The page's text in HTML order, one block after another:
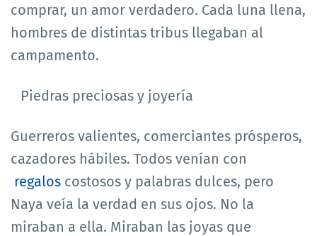
comprar, un amor verdadero. Cada luna llena,
hombres de distintas tribus llegaban al
campamento.
Piedras preciosas y joyería
Guerreros valientes, comerciantes prósperos,
cazadores hábiles. Todos venían con
regalos costosos y palabras dulces, pero
Naya veía la verdad en sus ojos. No la
miraban a ella. Miraban las joyas que